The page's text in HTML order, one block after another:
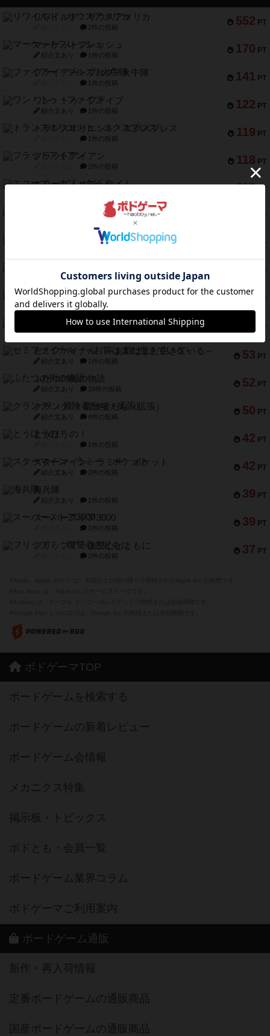
552 PT
リワイルド：サウスアメリカ
2件の投稿
170 PT
マーケットフレッシュ
紹介文あり 1件の投稿
141 PT
ファイアー・ブルズ / 火牛陣
1件の投稿
122 PT
ワン・トゥ・ファイブ
紹介文あり 1件の投稿
119 PT
トランスオリエント・エクスプレス
1件の投稿
118 PT
フラットアイアン
2件の投稿
118 PT
エコーズ・オブ・タイム
PT
PT
キャプテン・フリップ：イスラ・ボンバ
PT
紹介文あり 4件の投稿
68 PT
パーミッド
紹介文なし 1件の投稿
PT
クリーグ
紹介文あり 1件の投稿
53 PT
セミファイナル ～お前はまだ生きている～
紹介文あり 1件の投稿
52 PT
ふたつの街の物語
紹介文あり 18件の投稿
50 PT
クランク! ：冒険者たち（拡張）
紹介文あり 4件の投稿
42 PT
とうほうの！
1件の投稿
42 PT
スターマイン・ラミー ポケット
紹介文あり 2件の投稿
39 PT
海兵隊
紹介文あり 1件の投稿
39 PT
スーパーストア3000
1件の投稿
37 PT
フリップ７：復讐心とともに
2件の投稿
ボドゲーマTOP
ボードゲームを検索する
ボードゲームの新着レビュー
ボードゲーム会情報
メカニクス特集
掲示板・トピックス
ボドとも・会員一覧
ボードゲーム業界コラム
ボドゲーマご利用案内
ボードゲーム通販
新作・再入荷情報
定番ボードゲームの通販商品
国産ボードゲームの通販商品